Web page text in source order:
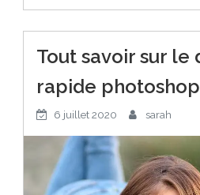
Tout savoir sur le
rapide photoshop
6 juillet 2020 sarah